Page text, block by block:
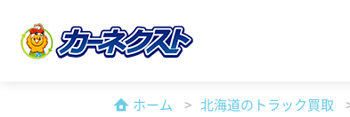
ホーム 北海道のトラック買取